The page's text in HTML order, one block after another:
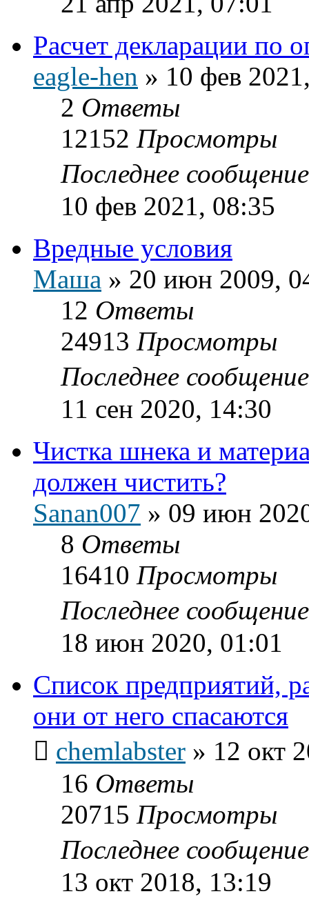
Расчет декларации по
eagle-hen » 10 фев
2 Ответы
12152 Просмотры
Последнее
10 фев 2021, 08:35
Вредные условия
Маша » 20 июн 2009,
12 Ответы
24913 Просмотры
Последнее
11 сен 2020, 14:30
Чистка шнека и
должен чистить?
Sanan007 » 09 июн
8 Ответы
16410 Просмотры
Последнее
18 июн 2020, 01:01
Список предприятий,
они от него спасаются
chemlabster » 12 окт
16 Ответы
20715 Просмотры
Последнее
13 окт 2018, 13:19